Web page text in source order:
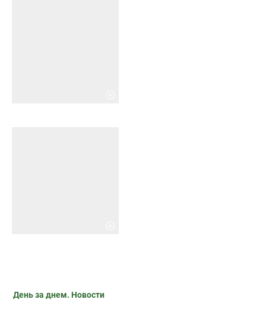
День за днем. Новости